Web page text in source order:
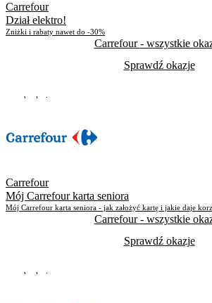
Carrefour
Dział elektro!
Zniżki i rabaty nawet do -30%
Carrefour- wszystkie
Sprawdź okazje
Do odwołania
Carrefour
Mój Carrefour karta seniora
Mój Carrefour karta seniora - jak założyć kartę i jakie daje
Carrefour- wszystkie
Sprawdź okazje
Do odwołania